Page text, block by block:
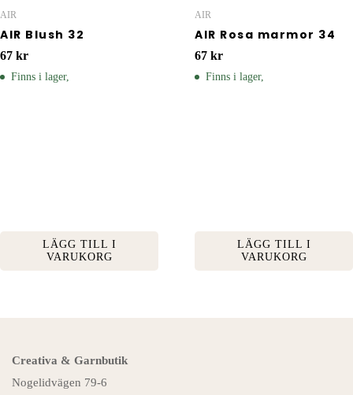
AIR
AIR Blush 32
67 kr
Finns i lager,
LÄGG TILL I
VARUKORG
AIR
AIR Rosa marmor 34
67 kr
Finns i lager,
LÄGG TILL I
VARUKORG
Creativa & Garnbutik
Nogelidvägen 79-6